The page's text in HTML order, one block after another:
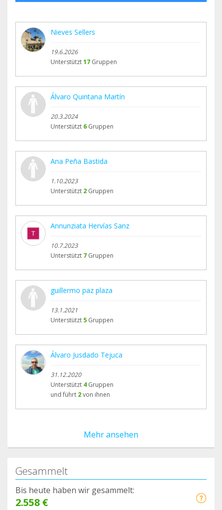
Nieves Sellers
19.6.2026
Unterstützt17 Gruppen
Álvaro Quintana Martín
20.3.2024
Unterstützt 6 Gruppen
Ana Peña Bastida
1.10.2023
Unterstützt 2 Gruppen
Annunziata Hervías Sanz
10.7.2023
Unterstützt 7 Gruppen
guillermo paz plaza
13.1.2021
Unterstützt 5 Gruppen
Álvaro Jusdado Tejuca
31.12.2020
Unterstützt 4 Gruppen
und führt 2von ihnen
Mehr ansehen
Gesammelt
Bis heute haben wir gesammelt:
2.558 €